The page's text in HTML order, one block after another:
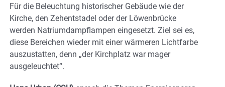
Für die Beleuchtung historischer Gebäude wie der
Kirche, den Zehentstadel oder der Löwenbrücke
werden Natriumdampflampen eingesetzt. Ziel sei es,
diese Bereichen wieder mit einer wärmeren Lichtfarbe
auszustatten, denn „der Kirchplatz war mager
ausgeleuchtet“.